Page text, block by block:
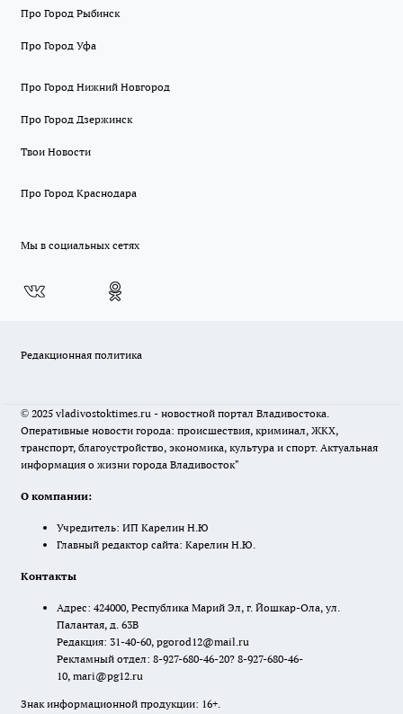
Про Город Рыбинск
Про Город Уфа
Про Город Нижний Новгород
Про Город Дзержинск
Твои Новости
Про Город Краснодара
Мы в социальных сетях
Редакционная политика
© 2025 vladivostoktimes.ru - новостной портал Владивостока.
Оперативные новости города: происшествия, криминал, ЖКХ,
транспорт, благоустройство, экономика, культура и спорт. Актуальная
информация о жизни города Владивосток"
О компании:
Учредитель: ИП Карелин Н.Ю
Главный редактор сайта: Карелин Н.Ю.
Контакты
Адрес: 424000, Республика Марий Эл, г. Йошкар-Ола, ул.
Палантая, д. 63В
Редакция: 31-40-60, pgorod12@mail.ru
Рекламный отдел: 8-927-680-46-20? 8-927-680-46-
10, mari@pg12.ru
Знак информационной продукции: 16+.